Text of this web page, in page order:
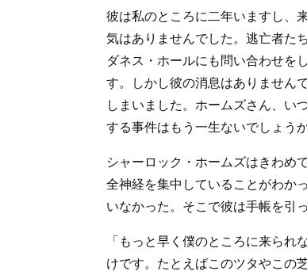
彼は私のところに二年いますし、
気はありませんでした。逃亡者た
ダネス・ホールにも問い合わせを
す。しかし彼の消息はありません
しまいました。ホームズさん、い
する事件はもう一生ないでしょうか
シャーロック・ホームズはきわめ
全神経を集中していることがわか
いなかった。そこで彼は手帳を引
「もっと早く僕のところに来ら
けです。たとえばこのツタやこの